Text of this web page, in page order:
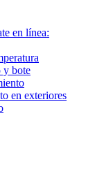
en línea:
y bote
en exteriores